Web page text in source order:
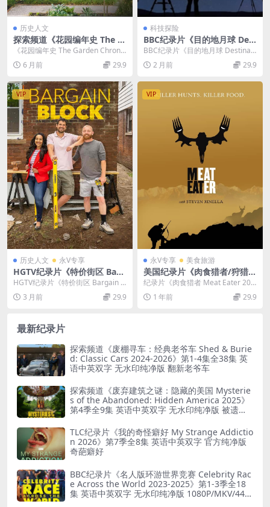
历史人文
探索频道《花园编年史 The G
arden Chronicles 2023》第
一季全9集 英语中英双字 无水
印纯净版 1080P/MKV/4.13G
《花园编年史 The Garden Chronic
les 2023》（第一季全 ...
6 月前 29.9
科技探险
BBC纪录片《目的地月球 Dest
ination Moon 2026》英语中
英双字 无水印纯净版 1080P/
MKV/596M 太空探索
BBC纪录片《目的地月球 Destinati
on Moon 2026》介绍 BB...
2 月前 29.9
VIP
历史人文 永V专享
HGTV纪录片《特价街区 Barg
ain Block 2023-2025》第3-5
季全20集 英语中英双字 无水
印纯净版 1080P/MKV/45.3G
HGTV纪录片《特价街区 Bargain B
lock 2023-2025》第3-...
3 月前 29.9
VIP
永V专享 美食旅游
美国纪录片《肉食猎者/狩猎野
味 Meat Eater 2012》第1-6
季全65集 英语中英双字 无水
印纯净版 1080P/MP4/130G
纪录片《肉食猎者 Meat Eater 202
1》第1-6季全65集 纪录片《肉...
1 年前 29.9
最新纪录片
探索频道《废棚寻车：经典老爷车 Shed & Burie
d: Classic Cars 2024-2026》第1-4集全38集 英
语中英双字 无水印纯净版 翻新老爷车
探索频道《废弃建筑之谜：隐藏的美国 Mysterie
s of the Abandoned: Hidden America 2025》
第4季全9集 英语中英双字 无水印纯净版 被遗弃
TLC纪录片《我的奇怪癖好 My Strange Addictio
n 2026》第7季全8集 英语中英双字 官方纯净版
奇葩癖好
BBC纪录片《名人版环游世界竞赛 Celebrity Rac
e Across the World 2023-2025》第1-3季全18
集 英语中英双字 无水印纯净版 1080P/MKV/44.8